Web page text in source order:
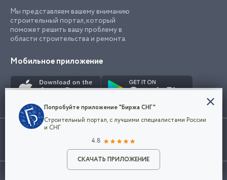
Разместить объявление
Мы представляем вашему вниманию
строительный портал, который
поможет решить вашу проблему в
области строительства и ремонта.
Мобильное приложение
Использование сайта, в том числе подача объявлений, означает
марки представленные на сайте являются собственностью их
©2026Биржа СНГ
Конфиденциальность
Мы используем файлы cookie, чтобы сделать
наш сайт удобным для каждого
Политикой конфиденциальности компании
и принимаете условия использования cookie.
Попробуйте приложение "Биржа СНГ"
Строительный портал, с лучшими специалистами России
и СНГ
4.8
СКАЧАТЬ ПРИЛОЖЕНИЕ